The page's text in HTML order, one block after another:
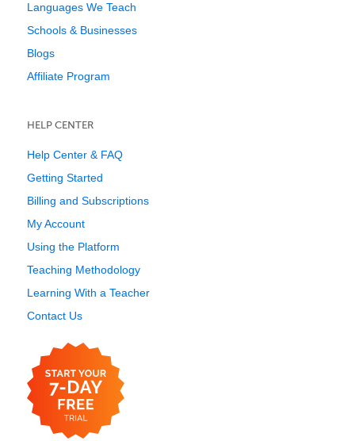
Languages We Teach
Schools & Businesses
Blogs
Affiliate Program
HELP CENTER
Help Center & FAQ
Getting Started
Billing and Subscriptions
My Account
Using the Platform
Teaching Methodology
Learning With a Teacher
Contact Us